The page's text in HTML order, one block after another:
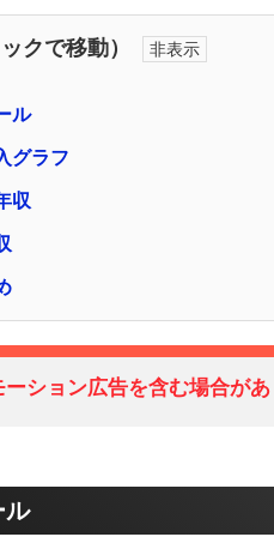
クで移動）
ル
グラフ
収
ション広告を含む場合が
ル